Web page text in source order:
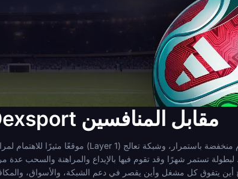
مراهنات TRX لكأس العالم 2026: Dexsport مقابل المنافسين
لبطولة تستمر شهرًا وقد تقوم فيها بالإيداع والمراهنة والسحب